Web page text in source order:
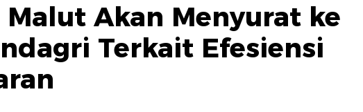
Malut Akan Menyurat ke
Terkait Efesiensi